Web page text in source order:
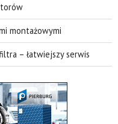
montażowymi
– łatwiejszy serwis